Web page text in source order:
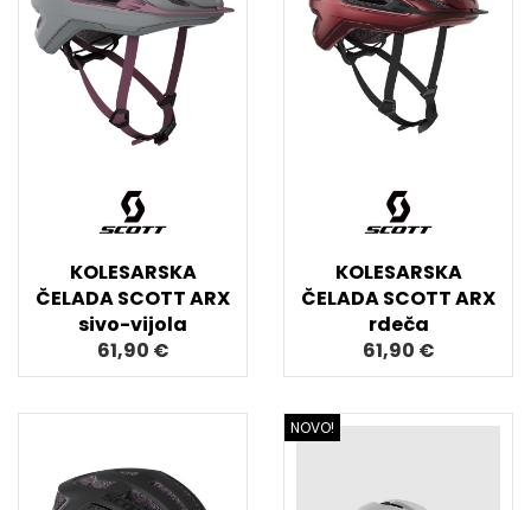
KOLESARSKA
ČELADA SCOTT ARX
sivo-vijola
61,90 €
KOLESARSKA
ČELADA SCOTT ARX
rdeča
61,90 €
NOVO!